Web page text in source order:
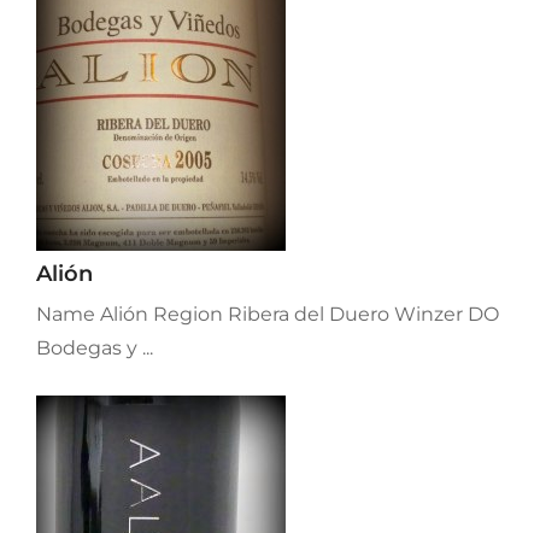
Alión
Name Alión Region Ribera del Duero Winzer DO
Bodegas y ...